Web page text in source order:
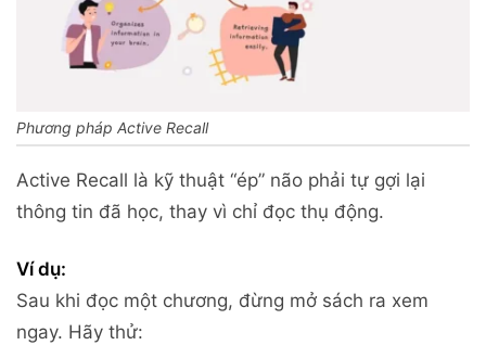
Phương pháp Active Recall
Active Recall là kỹ thuật “ép” não phải tự gợi lại
thông tin đã học, thay vì chỉ đọc thụ động.
Ví dụ:
Sau khi đọc một chương, đừng mở sách ra xem
ngay. Hãy thử: